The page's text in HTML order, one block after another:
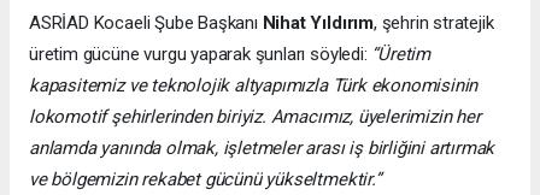
ASRİAD Kocaeli Şube Başkanı Nihat Yıldırım, şehrin stratejik
üretim gücüne vurgu yaparak şunları söyledi: “Üretim
kapasitemiz ve teknolojik altyapımızla Türk ekonomisinin
lokomotif şehirlerinden biriyiz. Amacımız, üyelerimizin her
anlamda yanında olmak, işletmeler arası iş birliğini artırmak
ve bölgemizin rekabet gücünü yükseltmektir.”